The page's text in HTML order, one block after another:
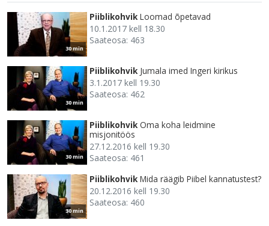
30 min
Piiblikohvik Loomad õpetavad
10.1.2017 kell 18.30
Saateosa: 463
30 min
Piiblikohvik Jumala imed Ingeri kirikus
3.1.2017 kell 19.30
Saateosa: 462
30 min
Piiblikohvik Oma koha leidmine
misjonitöös
27.12.2016 kell 19.30
Saateosa: 461
30 min
Piiblikohvik Mida räägib Piibel kannatustest?
20.12.2016 kell 19.30
Saateosa: 460